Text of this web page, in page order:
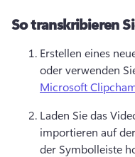
So transkribieren
Erstellen eines
oder verwenden
Microsoft
Laden Sie das
importieren auf
der Symbolleiste